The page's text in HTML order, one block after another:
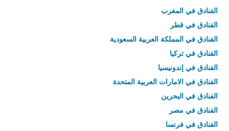
الفنادق في المغرب
الفنادق في قطر
الفنادق في المملكة العربية السعودية
الفنادق في تركيا
الفنادق في إندونيسيا
الفنادق في الامارات العربية المتحدة
الفنادق في البحرين
الفنادق في مصر
الفنادق في فرنسا